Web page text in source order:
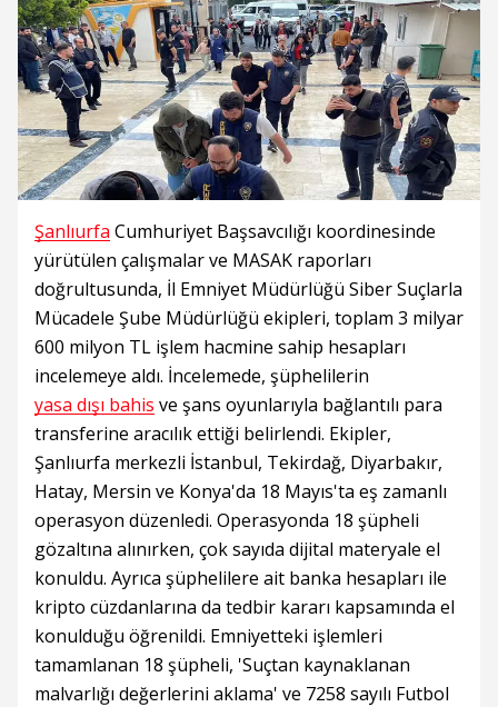
Şanlıurfa Cumhuriyet Başsavcılığı koordinesinde
yürütülen çalışmalar ve MASAK raporları
doğrultusunda, İl Emniyet Müdürlüğü Siber Suçlarla
Mücadele Şube Müdürlüğü ekipleri, toplam 3 milyar
600 milyon TL işlem hacmine sahip hesapları
incelemeye aldı. İncelemede, şüphelilerin
yasa dışı bahis ve şans oyunlarıyla bağlantılı para
transferine aracılık ettiği belirlendi. Ekipler,
Şanlıurfa merkezli İstanbul, Tekirdağ, Diyarbakır,
Hatay, Mersin ve Konya'da 18 Mayıs'ta eş zamanlı
operasyon düzenledi. Operasyonda 18 şüpheli
gözaltına alınırken, çok sayıda dijital materyale el
konuldu. Ayrıca şüphelilere ait banka hesapları ile
kripto cüzdanlarına da tedbir kararı kapsamında el
konulduğu öğrenildi. Emniyetteki işlemleri
tamamlanan 18 şüpheli, 'Suçtan kaynaklanan
malvarlığı değerlerini aklama' ve 7258 sayılı Futbol